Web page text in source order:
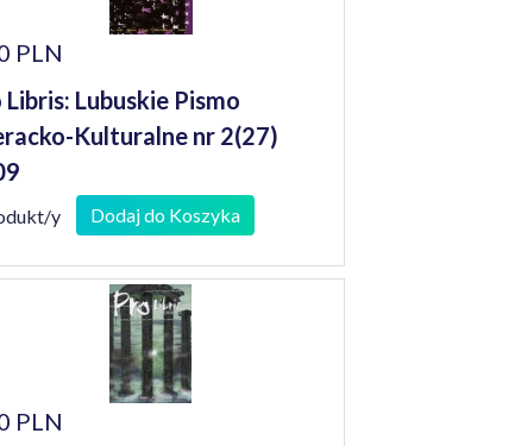
PLN
Libris: Lubuskie Pismo
Kulturalne nr 2(27)
y Dodaj do Koszyka
PLN